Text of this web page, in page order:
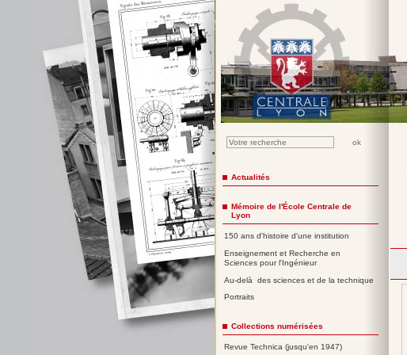
Actualités
Mémoire de l'École Centrale de
Lyon
150 ans d'histoire d'une institution
Enseignement et Recherche en
Sciences pour l'Ingénieur
Au-delà des sciences et de la technique
Portraits
Collections numérisées
Revue Technica (jusqu'en 1947)